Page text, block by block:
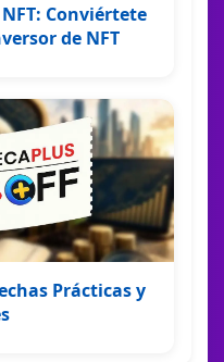
Conviértete
de NFT
Prácticas y